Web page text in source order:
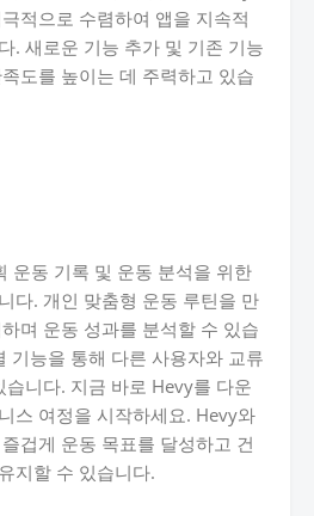
적으로 수렴하여 앱을 지속적
. 새로운 기능 추가 및 기존 기능
도를 높이는 데 주력하고 있습
운동 기록 및 운동 분석을 위한
다. 개인 맞춤형 운동 루틴을 만
며 운동 성과를 분석할 수 있습
기능을 통해 다른 사용자와 교류
니다. 지금 바로 Hevy를 다운
스 여정을 시작하세요. Hevy와
겁게 운동 목표를 달성하고 건
지할 수 있습니다.